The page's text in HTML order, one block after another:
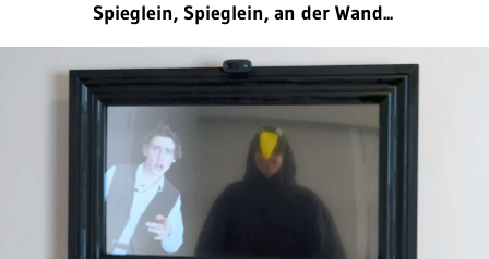
Spieglein, Spieglein, an der Wand...